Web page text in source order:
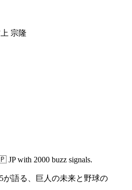
with 2000 buzz signals.
が語る、巨人の未来と野球の